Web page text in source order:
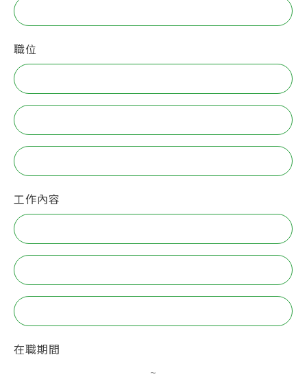
職位
工作內容
在職期間
~